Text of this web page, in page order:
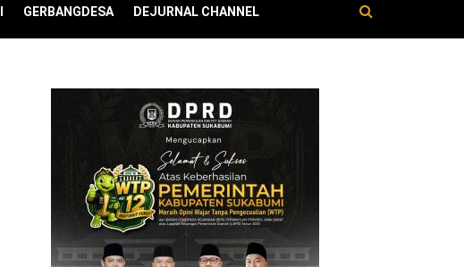
GERBANGDESA DEJURNAL CHANNEL